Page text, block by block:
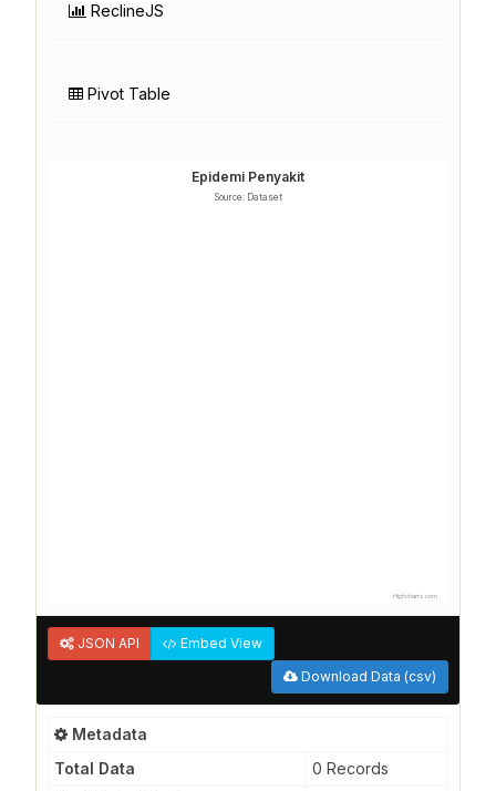
ReclineJS
Pivot Table
Epidemi Penyakit
Source: Dataset
Highcharts.com
JSON API
Embed View
Download Data (csv)
Metadata
Total Data
0 Records